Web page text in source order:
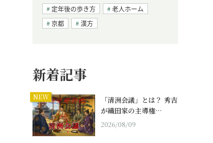
定年後の歩き方
老人ホーム
京都
漢方
新着記事
NEW
「清洲会議」とは？ 秀吉
が織田家の主導権…
2026/08/09